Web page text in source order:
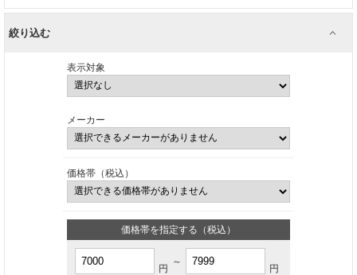
絞り込む
表示対象
メーカー
価格帯（税込）
価格帯を指定する（税込）
円
～
円